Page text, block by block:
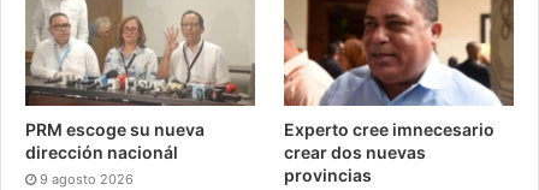
PRM escoge su nueva
dirección nacionál
9 agosto 2026
Experto cree imnecesario
crear dos nuevas
provincias